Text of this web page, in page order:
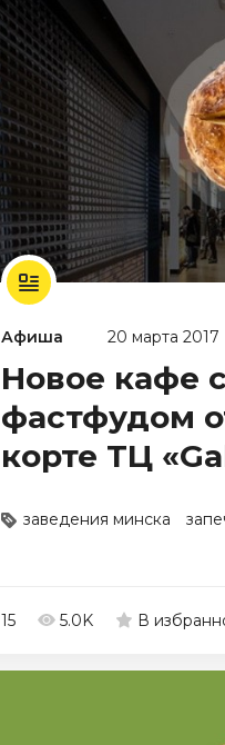
Афиша 20 марта 2017
Новое кафе
фастфудом
корте ТЦ
заведения минска
15 5.0K В